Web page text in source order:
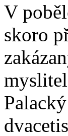
V
skoro